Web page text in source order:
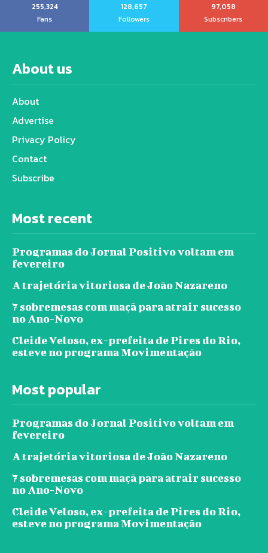
255,324
Fans
128,657
Followers
97,058
Subscribers
About us
About
Advertise
Privacy Policy
Contact
Subscribe
Most recent
Programas do Jornal Positivo voltam em
fevereiro
A trajetória vitoriosa de João Nazareno
7 sobremesas com maçã para atrair sucesso
no Ano-Novo
Cleide Veloso, ex-prefeita de Pires do Rio,
esteve no programa Movimentação
Most popular
Programas do Jornal Positivo voltam em
fevereiro
A trajetória vitoriosa de João Nazareno
7 sobremesas com maçã para atrair sucesso
no Ano-Novo
Cleide Veloso, ex-prefeita de Pires do Rio,
esteve no programa Movimentação